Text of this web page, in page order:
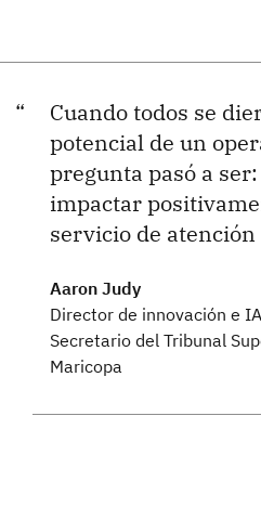
Cuando todos se
potencial de un
pregunta pasó a
impactar
servicio de
Aaron Judy
Director de innovación e IA
Secretario del Tribunal
Maricopa